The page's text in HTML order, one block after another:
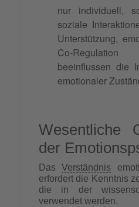
nur individuell,
soziale
Unterstützung,
Co-
beeinflussen die
emotionaler
Wesentliche
der
DasVerständnis
erfordert die Kenntnis
die in der
verwendet werden.